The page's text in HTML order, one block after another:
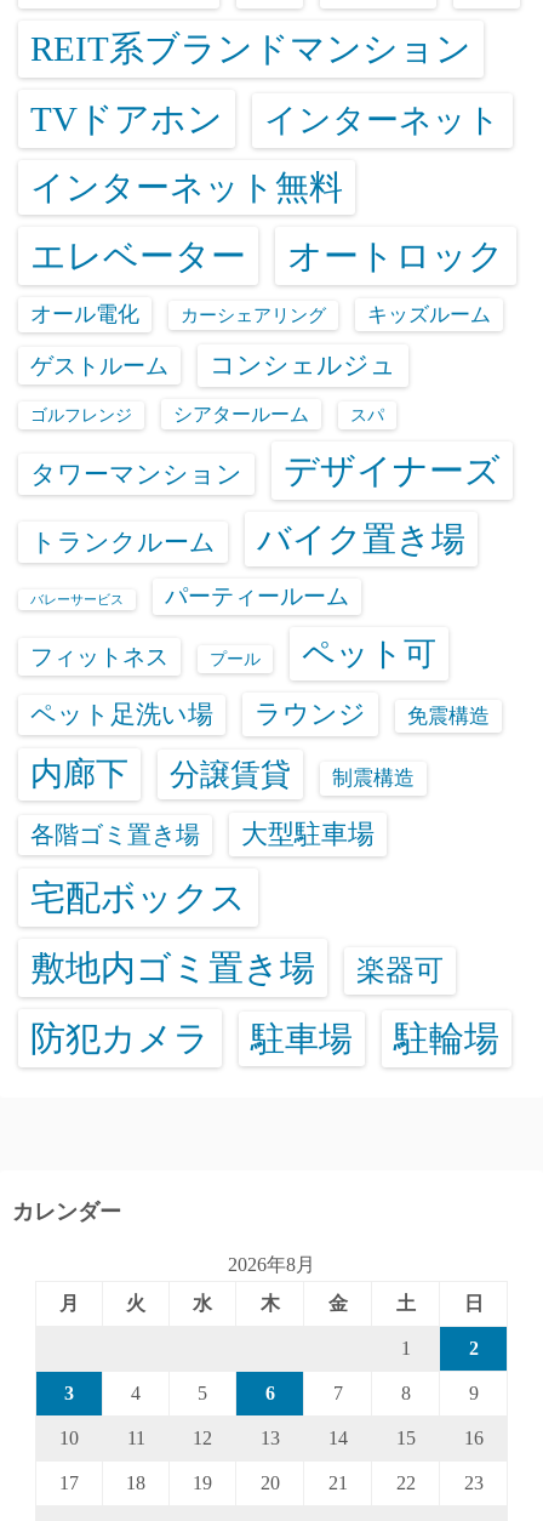
REIT系ブランドマンション
TVドアホン インターネット
インターネット無料
エレベーター オートロック
オール電化 カーシェアリング キッズルーム
ゲストルーム コンシェルジュ
ゴルフレンジ シアタールーム スパ
タワーマンション デザイナーズ
トランクルーム バイク置き場
バレーサービス パーティールーム
フィットネス プール ペット可
ペット足洗い場 ラウンジ 免震構造
内廊下 分譲賃貸 制震構造
各階ゴミ置き場 大型駐車場
宅配ボックス
敷地内ゴミ置き場
楽器可
防犯カメラ 駐車場 駐輪場
カレンダー
2026年8月
月
火 水 木 金 土 日
1 2
3 4 5 6 7 8 9
10 11 12 13 14 15 16
17 18 19 20 21 22 23